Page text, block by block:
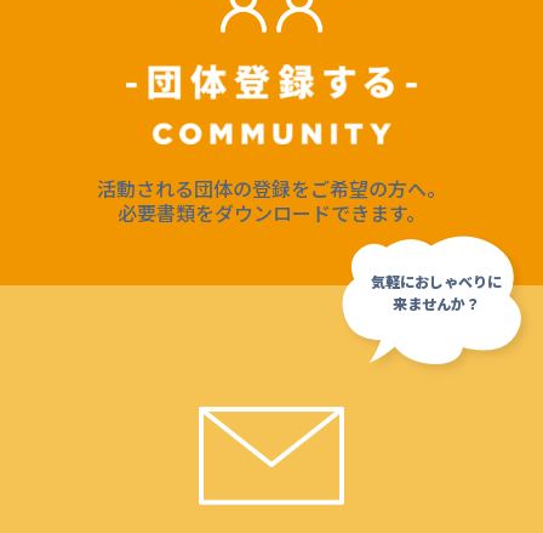
活動される団体の登録をご希望の方へ。
必要書類をダウンロードできます。